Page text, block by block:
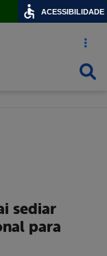
Acesso
sediar
para
ACESSIBILIDADE